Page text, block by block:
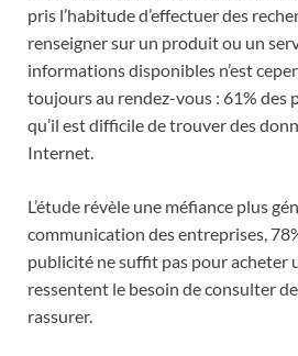
pris l’habitude d’effectuer des
renseigner sur un produit ou un
informations disponibles n’est
toujours au rendez-vous : 61% des
qu’il est difficile de trouver des
Internet.
L’étude révèle une méfiance plus
communication des entreprises,
publicité ne suffit pas pour acheter
ressentent le besoin de consulter
rassurer.